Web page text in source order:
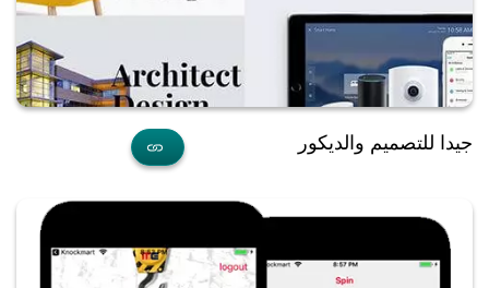
جيدا للتصميم والديكور